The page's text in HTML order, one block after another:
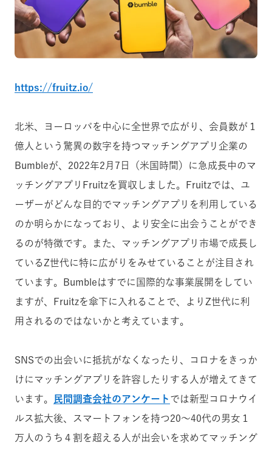
https://fruitz.io/
北米、ヨーロッパを中心に全世界で広がり、会員数が１
億人という驚異の数字を持つマッチングアプリ企業の
Bumbleが、2022年2月7日（米国時間）に急成長中のマ
ッチングアプリFruitzを買収しました。Fruitzでは、ユ
ーザーがどんな目的でマッチングアプリを利用している
のか明らかになっており、より安全に出会うことができ
るのが特徴です。また、マッチングアプリ市場で成長し
ているZ世代に特に広がりをみせていることが注目され
ています。Bumbleはすでに国際的な事業展開をしてい
ますが、Fruitzを傘下に入れることで、よりZ世代に利
用されるのではないかと考えています。
SNSでの出会いに抵抗がなくなったり、コロナをきっか
けにマッチングアプリを許容したりする人が増えてきて
います。
民間調査会社のアンケート では新型コロナウイ
ルス拡大後、スマートフォンを持つ20〜40代の男女１
万人のうち４割を超える人が出会いを求めてマッチング